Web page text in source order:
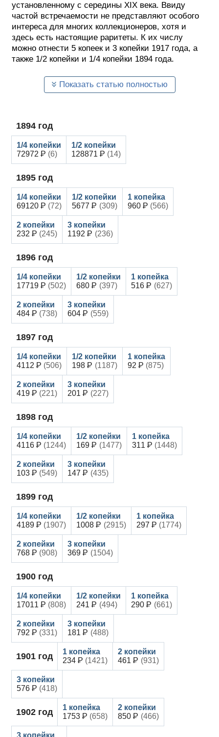
установленному с середины XIX века. Ввиду
частой встречаемости не представляют особого
интереса для многих коллекционеров, хотя и
здесь есть настоящие раритеты. К их числу
можно отнести 5 копеек и 3 копейки 1917 года, а
также 1/2 копейки и 1/4 копейки 1894 года.
Показать статью полностью
1894 год
72972 (6) 128871 (14)
1895 год
69120 (72) 5677 (309) 960 (566)
232 (245) 1192 (236)
1896 год
17719 (502) 680 (397) 516 (627)
484 (738) 604 (559)
1897 год
4112 (506) 198 (1187) 92 (875)
419 (221) 201 (227)
1898 год
4116 (1244) 169 (1477) 311 (1448)
103 (549) 147 (435)
1899 год
4189 (1907) 1008 (2915) 297 (1774)
768 (908) 369 (1504)
1900 год
17011 (808) 241 (494) 290 (661)
792 (331) 181 (488)
1901 год 234 (1421) 461 (931)
576 (418)
1902 год 1753 (658) 850 (466)